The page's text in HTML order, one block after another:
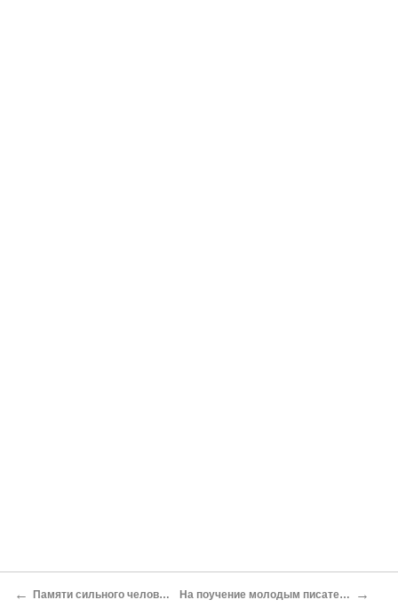
← Памяти сильного человека* На поучение молодым писателям* →